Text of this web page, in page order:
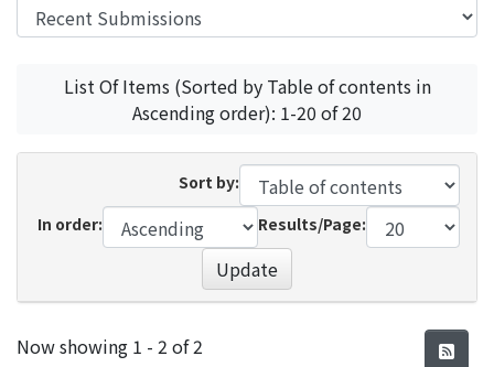
List Of Items (Sorted by Table of contents in
Ascending order): 1-20 of 20
Sort by:
In order:
Results/Page:
Update
Recent Submissions
Now showing 1 - 2 of 2